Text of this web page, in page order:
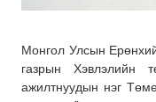
Монгол Улсын
газрын Хэвлэлийн
ажилтнуудын нэг